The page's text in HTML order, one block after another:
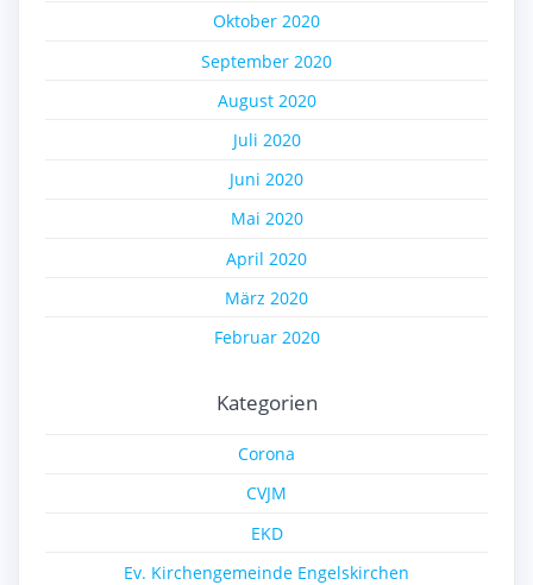
Oktober 2020
September 2020
August 2020
Juli 2020
Juni 2020
Mai 2020
April 2020
März 2020
Februar 2020
Kategorien
Corona
CVJM
EKD
Ev. Kirchengemeinde Engelskirchen